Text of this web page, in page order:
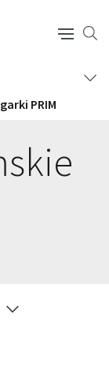
PRIM